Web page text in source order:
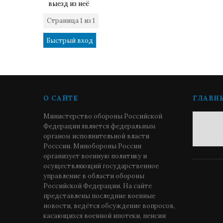
выезд из неё
Страница1 из 1
О САЙТЕ
Министерство обороны Российской
Федерации является федеральным
органом исполнительной власти
Росссии. Минобороны России
организует военную политику и
осуществляющий государственное
управление в области обороны
Российской Федерации. На сайте
представлены последние военные
новости, ведётся обсуждение вопросов,
касающихся военной ипотеки, пенсии